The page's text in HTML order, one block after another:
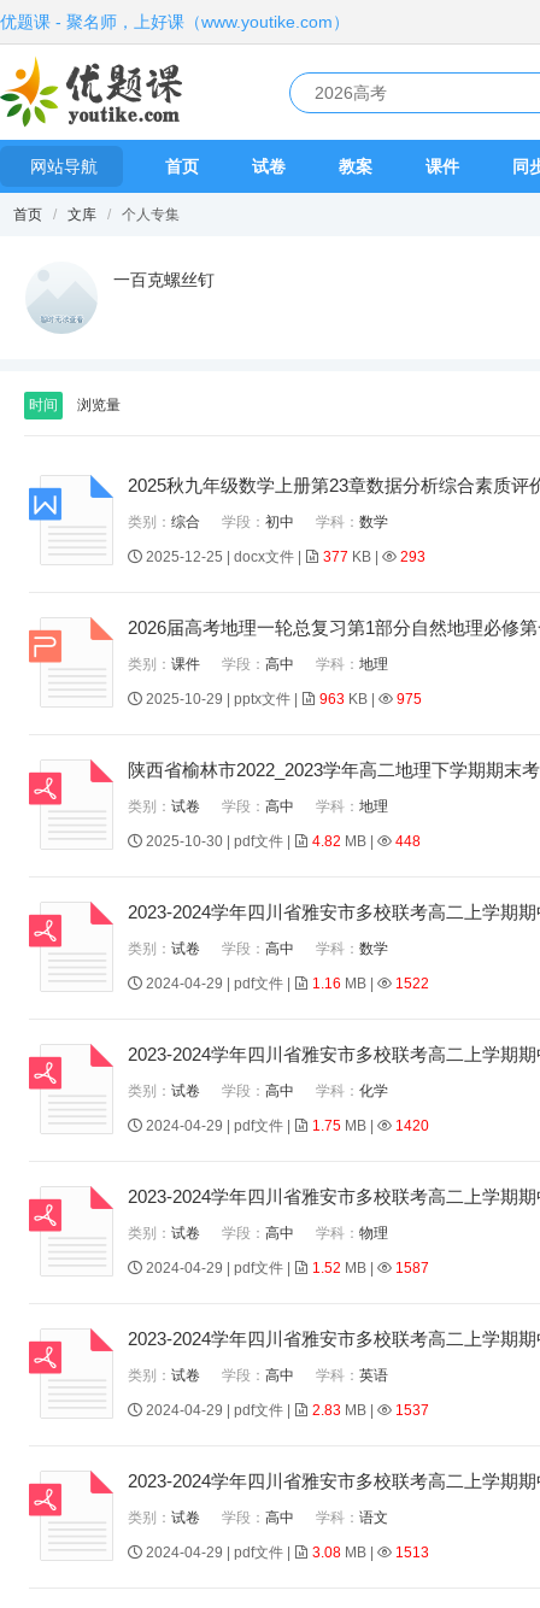
优题课 - 聚名师，上好课（www.youtike.com）
网站导航 首页 试卷 教案 课件 同
首页 / 文库 / 个人专集
一百克螺丝钉
时间 浏览量
2025秋九年级数学上册第23章数据分析综合素质评
类别： 综合 学段： 初中 学科： 数学
2025-12-25 | docx文件 | 377 KB | 293
2026届高考地理一轮总复习第1部分自然地理必修
类别： 课件 学段： 高中 学科： 地理
2025-10-29 | pptx文件 | 963 KB | 975
陕西省榆林市2022_2023学年高二地理下学期期末
类别： 试卷 学段： 高中 学科： 地理
2025-10-30 | pdf文件 | 4.82 MB | 448
2023-2024学年四川省雅安市多校联考高二上学期
类别： 试卷 学段： 高中 学科： 数学
2024-04-29 | pdf文件 | 1.16 MB | 1522
2023-2024学年四川省雅安市多校联考高二上学期
类别： 试卷 学段： 高中 学科： 化学
2024-04-29 | pdf文件 | 1.75 MB | 1420
2023-2024学年四川省雅安市多校联考高二上学期
类别： 试卷 学段： 高中 学科： 物理
2024-04-29 | pdf文件 | 1.52 MB | 1587
2023-2024学年四川省雅安市多校联考高二上学期
类别： 试卷 学段： 高中 学科： 英语
2024-04-29 | pdf文件 | 2.83 MB | 1537
2023-2024学年四川省雅安市多校联考高二上学期
类别： 试卷 学段： 高中 学科： 语文
2024-04-29 | pdf文件 | 3.08 MB | 1513